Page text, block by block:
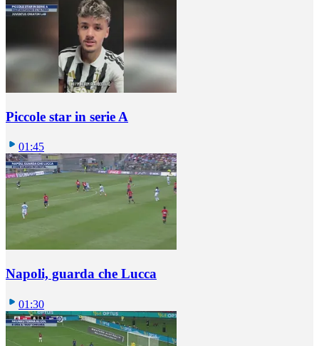
Piccole star in serie A
01:45
Napoli, guarda che Lucca
01:30